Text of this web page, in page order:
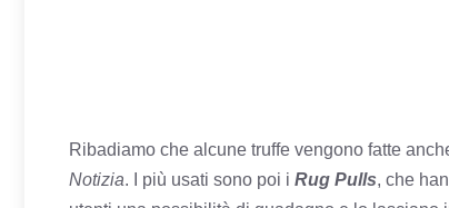
Ribadiamo che alcune truffe vengono fatte
Notizia. I più usati sono poi i Rug Pulls, che